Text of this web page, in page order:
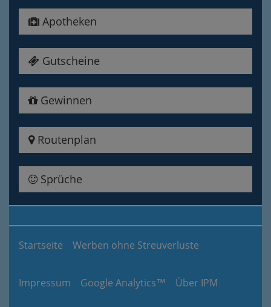
Apotheken
Gutscheine
Gewinnen
Routenplan
Sprüche
Startseite Werben ohne Streuverluste
Impressum Google Analytics™ Über IPM